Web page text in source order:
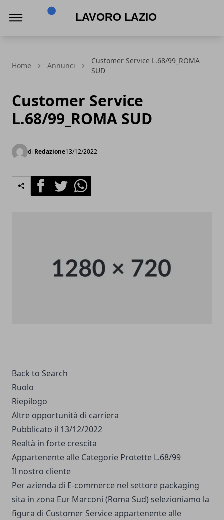
Home Annunci
Customer Service L.68/99_ROMA
SUD
Customer Service
L.68/99_ROMA SUD
di Redazione13/12/2022
FacebookTwitterWhatsapp
Back to Search
Ruolo
Riepilogo
Altre opportunità di carriera
Pubblicato il 13/12/2022
Realtà in forte crescita
Appartenente alle Categorie Protette L.68/99
Il nostro cliente
Per azienda di E-commerce nel settore packaging
sita in zona Eur Marconi (Roma Sud) selezioniamo la
figura di Customer Service appartenente alle